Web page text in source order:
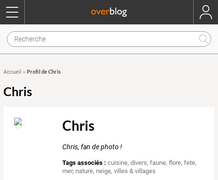
Accueil » Profil de Chris
Chris
Chris
Chris, fan de photo !
Tags associés : cuisine,divers,faune,flore,fete,
mer, nature, neige,villes & villages